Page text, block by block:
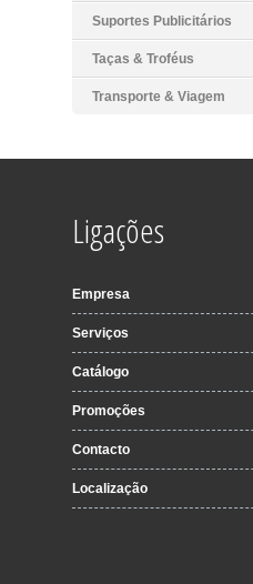
Suportes Publicitários
Taças & Troféus
Transporte & Viagem
Ligações
Empresa
Serviços
Catálogo
Promoções
Contacto
Localização